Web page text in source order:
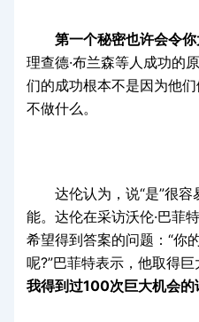
第一个秘密也许会令
理查德·布兰森等人成功的
们的成功根本不是因为他
不做什么。
达伦认为，说“是”很容
能。达伦在采访沃伦·巴菲
希望得到答案的问题：“你
呢?”巴菲特表示，他取得
我得到过100次巨大机会的